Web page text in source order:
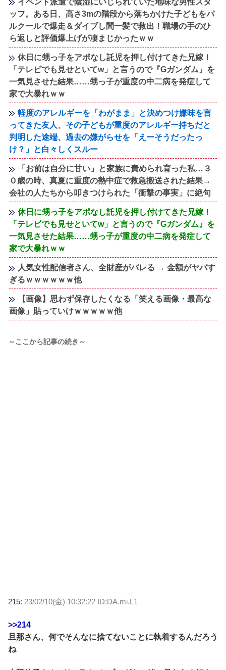
ッフ。ある日、高さ3mの階段から落ちかけた子どもをパ
ルクールで爆走＆ダイブし間一髪で救出！職場の手のひ
ら返しと評価爆上げが凄まじかったｗｗ
休日に甥っ子をアポなし託児を押し付けてきた兄嫁！
「テレビでも見せといてw」と言うので『Gガンダム』を
一気見させた結果……甥っ子が重度の中二病を発症して
家で大暴れｗｗ
軽度のアレルギーを「わがまま」と決めつけ嫌味を言
ってきた友人、その子どもが重度のアレルギー持ちだと
判明した途端、過去の嫌がらせを「えーそうだったっ
け？」と白々しくスルー
「お前は自分に甘い」と家族に責められ育った私…３
０歳の時、真夏に重度の熱中症で救急搬送された結果→
会社の人たちから叩きつけられた「衝撃の事実」に絶句
休日に甥っ子をアポなし託児を押し付けてきた兄嫁！
「テレビでも見せといてw」と言うので『Gガンダム』を
一気見させた結果……甥っ子が重度の中二病を発症して
家で大暴れｗｗ
人気女性配信者さん、全財産がバレる → 金額がヤバす
ぎるｗｗｗｗｗｗ他
【画像】思わず保存したくなる「笑える画像・最高な
画像」貼っていけｗｗｗｗｗ他
～ここから記事の続き～
215: 23/02/10(金) 10:32:22 ID:DA.mi.L1
>>214
旦那さん、何でそんなに捨てないことに執着するんだろう
ね